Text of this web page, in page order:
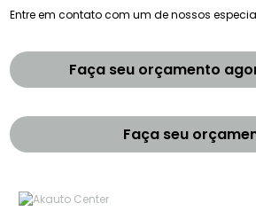
Entre em contato com um de nossos
Faça seu orçamento
Faça seu